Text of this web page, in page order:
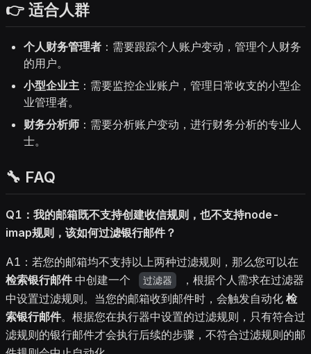
👉 适合人群
个人财务管理者 ：需要跟踪个人账户变动，管理个人财务
的用户。
小型企业主 ：需要监控企业账户，管理日常收支的小型企
业管理者。
财务分析师 ：需要分析账户变动，进行财务分析的专业人
士。
🔧 FAQ
Q1：我的邮箱既不支持创建收信规则，也不支持node-
imap规则，该如何过滤银行邮件？
A1：若您的邮箱均不支持以上两种过滤规则，那么您可以在
检索银行邮件中创建一个 过滤器
，根据个人需求在过滤器
中设置过滤规则。当您的邮箱收到邮件时，会触发自动化 检
索银行邮件。根据您在执行器中设置的过滤规则，只有符合过
滤规则的银行邮件才会执行后续的步骤，不符合过滤规则的邮